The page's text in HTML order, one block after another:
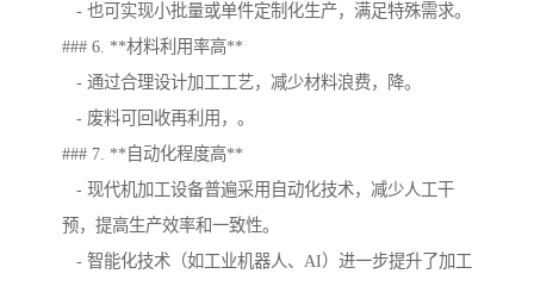
- 也可实现小批量或单件定制化生产，满足特殊需求。
### 6. **材料利用率高**
- 通过合理设计加工工艺，减少材料浪费，降。
- 废料可回收再利用，。
### 7. **自动化程度高**
- 现代机加工设备普遍采用自动化技术，减少人工干
预，提高生产效率和一致性。
- 智能化技术（如工业机器人、AI）进一步提升了加工